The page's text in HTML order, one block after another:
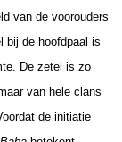
van de voorouders
bij de hoofdpaal is
De zetel is zo
van hele clans
de initiatie